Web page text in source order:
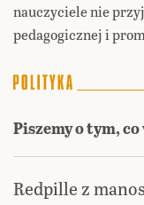
nauczyciele nie
pedagogicznej i
Piszemy o tym,
Redpille z